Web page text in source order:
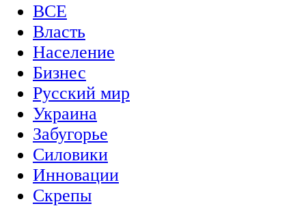
ВСЕ
Власть
Население
Бизнес
Русский мир
Украина
Забугорье
Силовики
Инновации
Скрепы